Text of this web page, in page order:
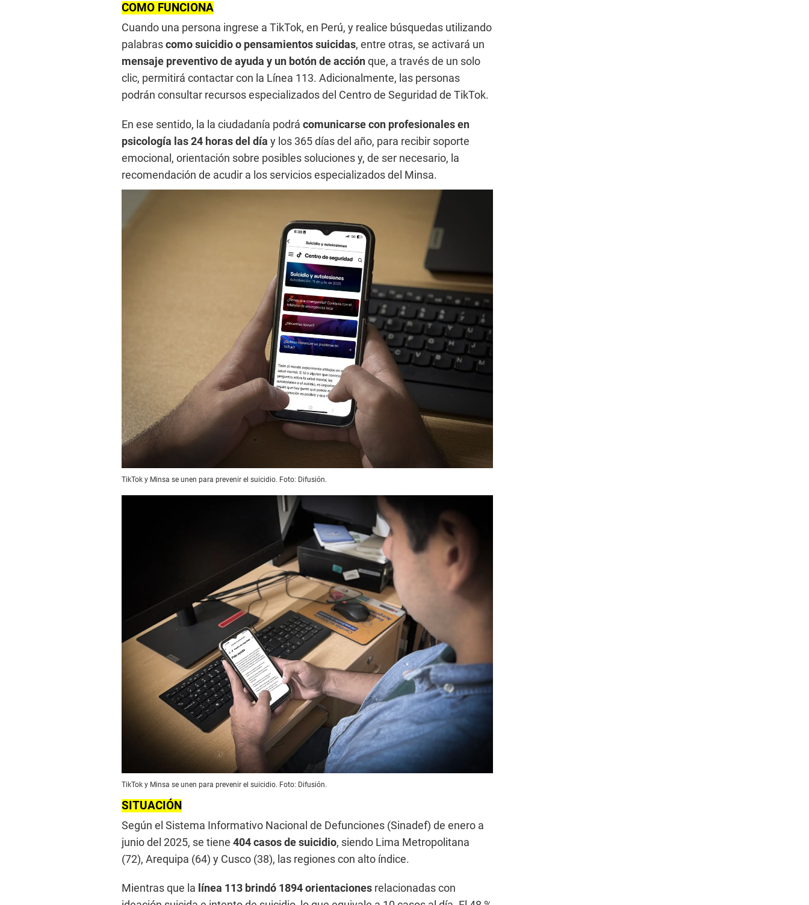
COMO FUNCIONA
Cuando una persona ingrese a TikTok, en Perú, y realice búsquedas utilizando
palabrascomo suicidio o pensamientos suicidas, entre otras, se activará un
mensaje preventivo de ayuda y un botón de acciónque, a través de un solo
clic, permitirá contactar con la Línea 113. Adicionalmente, las personas
podrán consultar recursos especializados del Centro de Seguridad de TikTok.
En ese sentido, la la ciudadanía podrá comunicarse con profesionales en
psicología las 24 horas del día y los 365 días del año, para recibir soporte
emocional, orientación sobre posibles soluciones y, de ser necesario, la
recomendación de acudir a los servicios especializados del Minsa.
TikTok y Minsa se unen para prevenir el suicidio. Foto: Difusión.
TikTok y Minsa se unen para prevenir el suicidio. Foto: Difusión.
SITUACIÓN
Según el Sistema Informativo Nacional de Defunciones (Sinadef) de enero a
junio del 2025, se tiene 404 casos de suicidio, siendo Lima Metropolitana
(72), Arequipa (64) y Cusco (38), las regiones con alto índice.
Mientras que la línea 113 brindó 1894 orientaciones relacionadas con